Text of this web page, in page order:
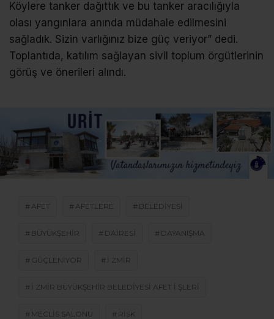
Köylere tanker dağıttık ve bu tanker aracılığıyla
olası yangınlara anında müdahale edilmesini
sağladık. Sizin varlığınız bize güç veriyor” dedi.
Toplantıda, katılım sağlayan sivil toplum örgütlerinin
görüş ve önerileri alındı.
AFET AFETLERE BELEDIYESI
BÜYÜKŞEHIR DAIRESI DAYANIŞMA
GÜÇLENIYOR I ZMIR
I ZMIR BÜYÜKŞEHIR BELEDIYESI AFET I ŞLERI
MECLIS SALONU RISK